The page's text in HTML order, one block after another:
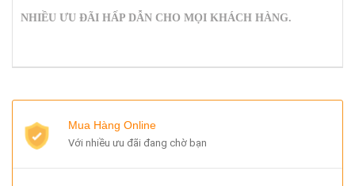
NHIỀU ƯU ĐÃI HẤP DẪN CHO MỌI KHÁCH HÀNG.
Mua Hàng Online
Với nhiều ưu đãi đang chờ bạn